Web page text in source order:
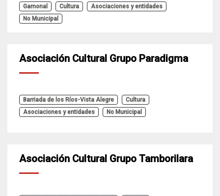
Gamonal Cultura
Asociaciones y entidades
No Municipal
Asociación Cultural Grupo Paradigma
Barriada de los Ríos-Vista Alegre
Cultura
Asociaciones y entidades
No Municipal
Asociación Cultural Grupo Tamborilara